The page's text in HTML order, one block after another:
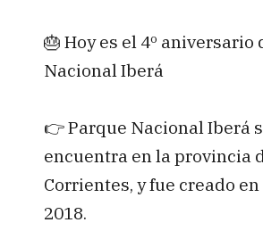
🎂 Hoy es el 4º aniversario
Nacional Iberá
👉 Parque Nacional Iberá
encuentra en la provincia
Corrientes, y fue creado
2018.